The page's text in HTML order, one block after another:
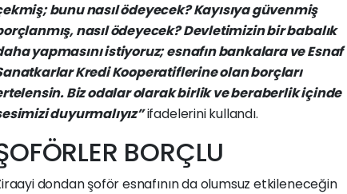
bununasılödeyecek?Kayısıyagüvenmiş
nasılödeyecek?Devletimizinbirbabalık
yapmasınıistiyoruz;esnafınbankalaraveEsnaf
KrediKooperatiflerineolanborçları
Bizodalarolarakbirlikveberaberlikiçinde
duyurmalıyız”ifadelerinikullandı.
BORÇLU
dondanşoföresnafınındaolumsuzetkileneceğin